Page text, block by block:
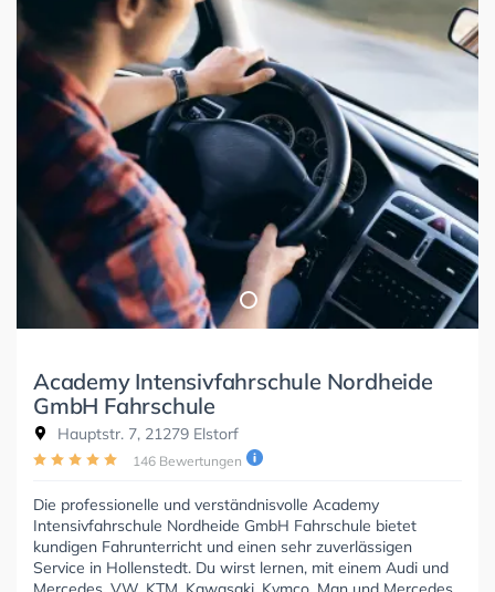
Academy Intensivfahrschule Nordheide
GmbH Fahrschule
Hauptstr. 7, 21279 Elstorf
146 Bewertungen
Die professionelle und verständnisvolle Academy
Intensivfahrschule Nordheide GmbH Fahrschule bietet
kundigen Fahrunterricht und einen sehr zuverlässigen
Service in Hollenstedt. Du wirst lernen, mit einem Audi und